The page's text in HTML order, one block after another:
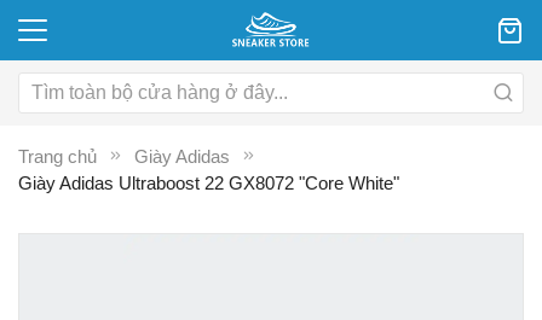
Trang chủ
Giày Adidas
Giày Adidas Ultraboost 22 GX8072 "Core White"